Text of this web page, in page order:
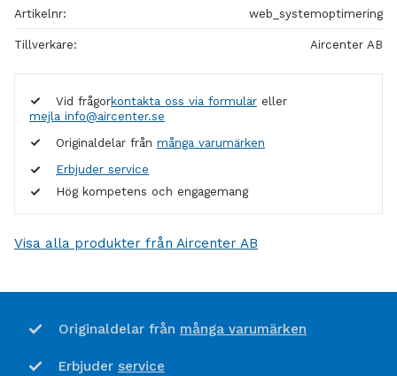
Artikelnr web_systemoptimering
Tillverkare Aircenter AB
Visa alla produkter från Aircenter AB
Vid frågorkontakta oss via formulär eller
mejla info@aircenter.se
Originaldelar från många varumärken
Erbjuder service
Hög kompetens och engagemang
Originaldelar från många varumärken
Erbjuder service